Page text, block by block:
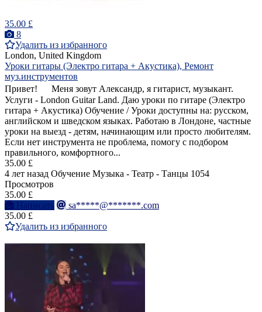
35.00 £
8
Удалить из избранного
London, United Kingdom
Уроки гитары (Электро гитара + Акустика), Ремонт
муз.инструментов
Привет! Меня зовут Александр, я гитарист, музыкант.
Услуги - London Guitar Land. Даю уроки по гитаре (Электро
гитара + Акустика) Обучение / Уроки доступны на: русском,
английском и шведском языках. Работаю в Лондоне, частные
уроки на выезд - детям, начинающим или просто любителям.
Если нет инструмента не проблема, помогу с подбором
правильного, комфортного...
35.00 £
4 лет назад Обучение Музыка - Театр - Танцы 1054
Просмотров
35.00 £
Написать
sa*****@*******.com
35.00 £
Удалить из избранного